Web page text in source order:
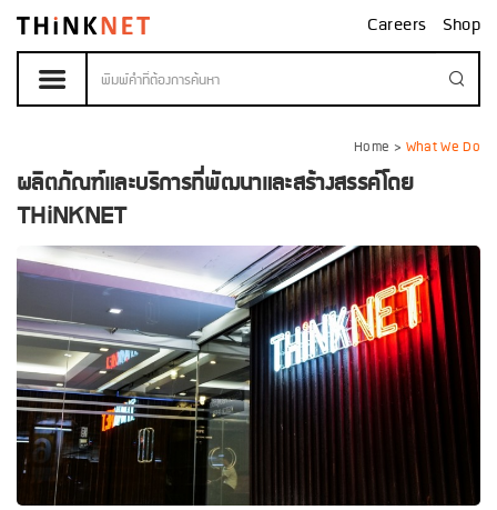
Careers Shop
Home > What We Do
ผลิตภัณฑ์และบริการที่พัฒนาและสร้างสรรค์โดย
THiNKNET